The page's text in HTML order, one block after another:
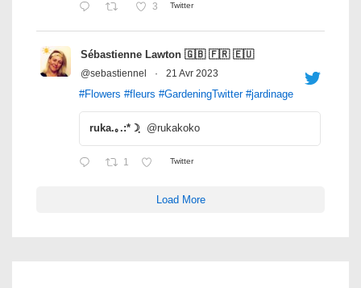
3 Twitter
Sébastienne Lawton 🇬🇧 🇫🇷 🇪🇺
@sebastiennel · 21 Avr 2023
#Flowers #fleurs #GardeningTwitter #jardinage
ruka.｡.:*☽ฺ @rukakoko
1 Twitter
Load More